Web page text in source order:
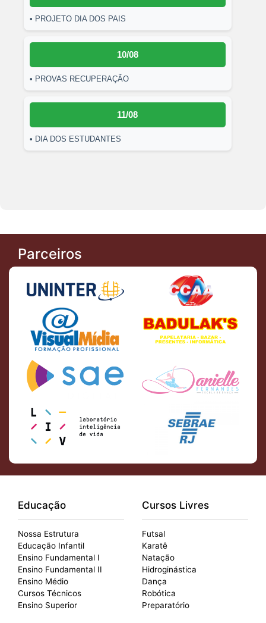
• PROJETO DIA DOS PAIS
10/08
• PROVAS RECUPERAÇÃO
11/08
• DIA DOS ESTUDANTES
Parceiros
Educação
Nossa Estrutura
Educação Infantil
Ensino Fundamental I
Ensino Fundamental II
Ensino Médio
Cursos Técnicos
Ensino Superior
Cursos Livres
Futsal
Karatê
Natação
Hidroginástica
Dança
Robótica
Preparatório